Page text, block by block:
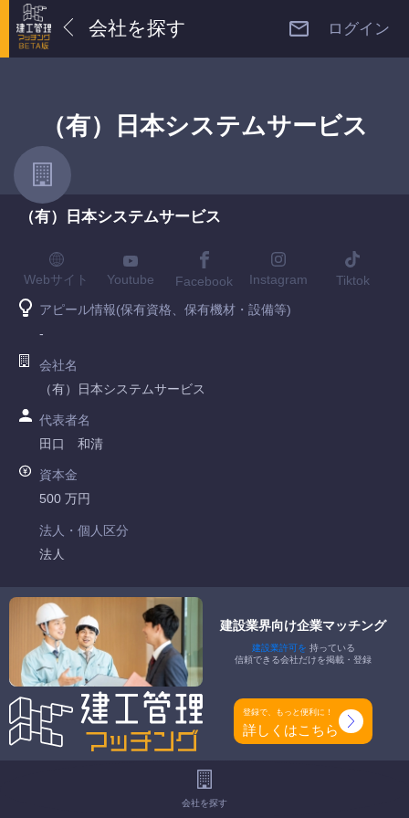
会社を探す ログイン
（有）日本システムサービス
（有）日本システムサービス
Webサイト Youtube Facebook Instagram Tiktok
アピール情報(保有資格、保有機材・設備等)
-
会社名
（有）日本システムサービス
代表者名
田口 和清
資本金
500 万円
法人・個人区分
法人
許可番号
茨城県知事許可 第037050号
特定建設業
-
一般建設業
とび・土木工事業 機械器具設置工事業
建設業界向け企業マッチング
建設業許可を 持っている
信頼できる会社だけを掲載・登録
登録で、もっと便利に！
詳しくはこちら
会社を探す